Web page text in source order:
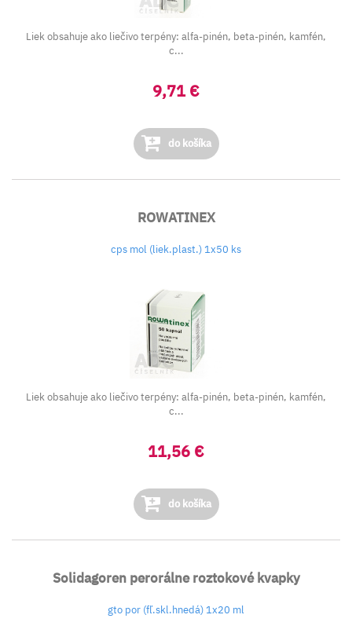
Liek obsahuje ako liečivo terpény: alfa-pinén, beta-pinén, kamfén,
c...
9,71 €
do košíka
ROWATINEX
cps mol (liek.plast.) 1x50 ks
Liek obsahuje ako liečivo terpény: alfa-pinén, beta-pinén, kamfén,
c...
11,56 €
do košíka
Solidagoren perorálne roztokové kvapky
gto por (fľ.skl.hnedá) 1x20 ml